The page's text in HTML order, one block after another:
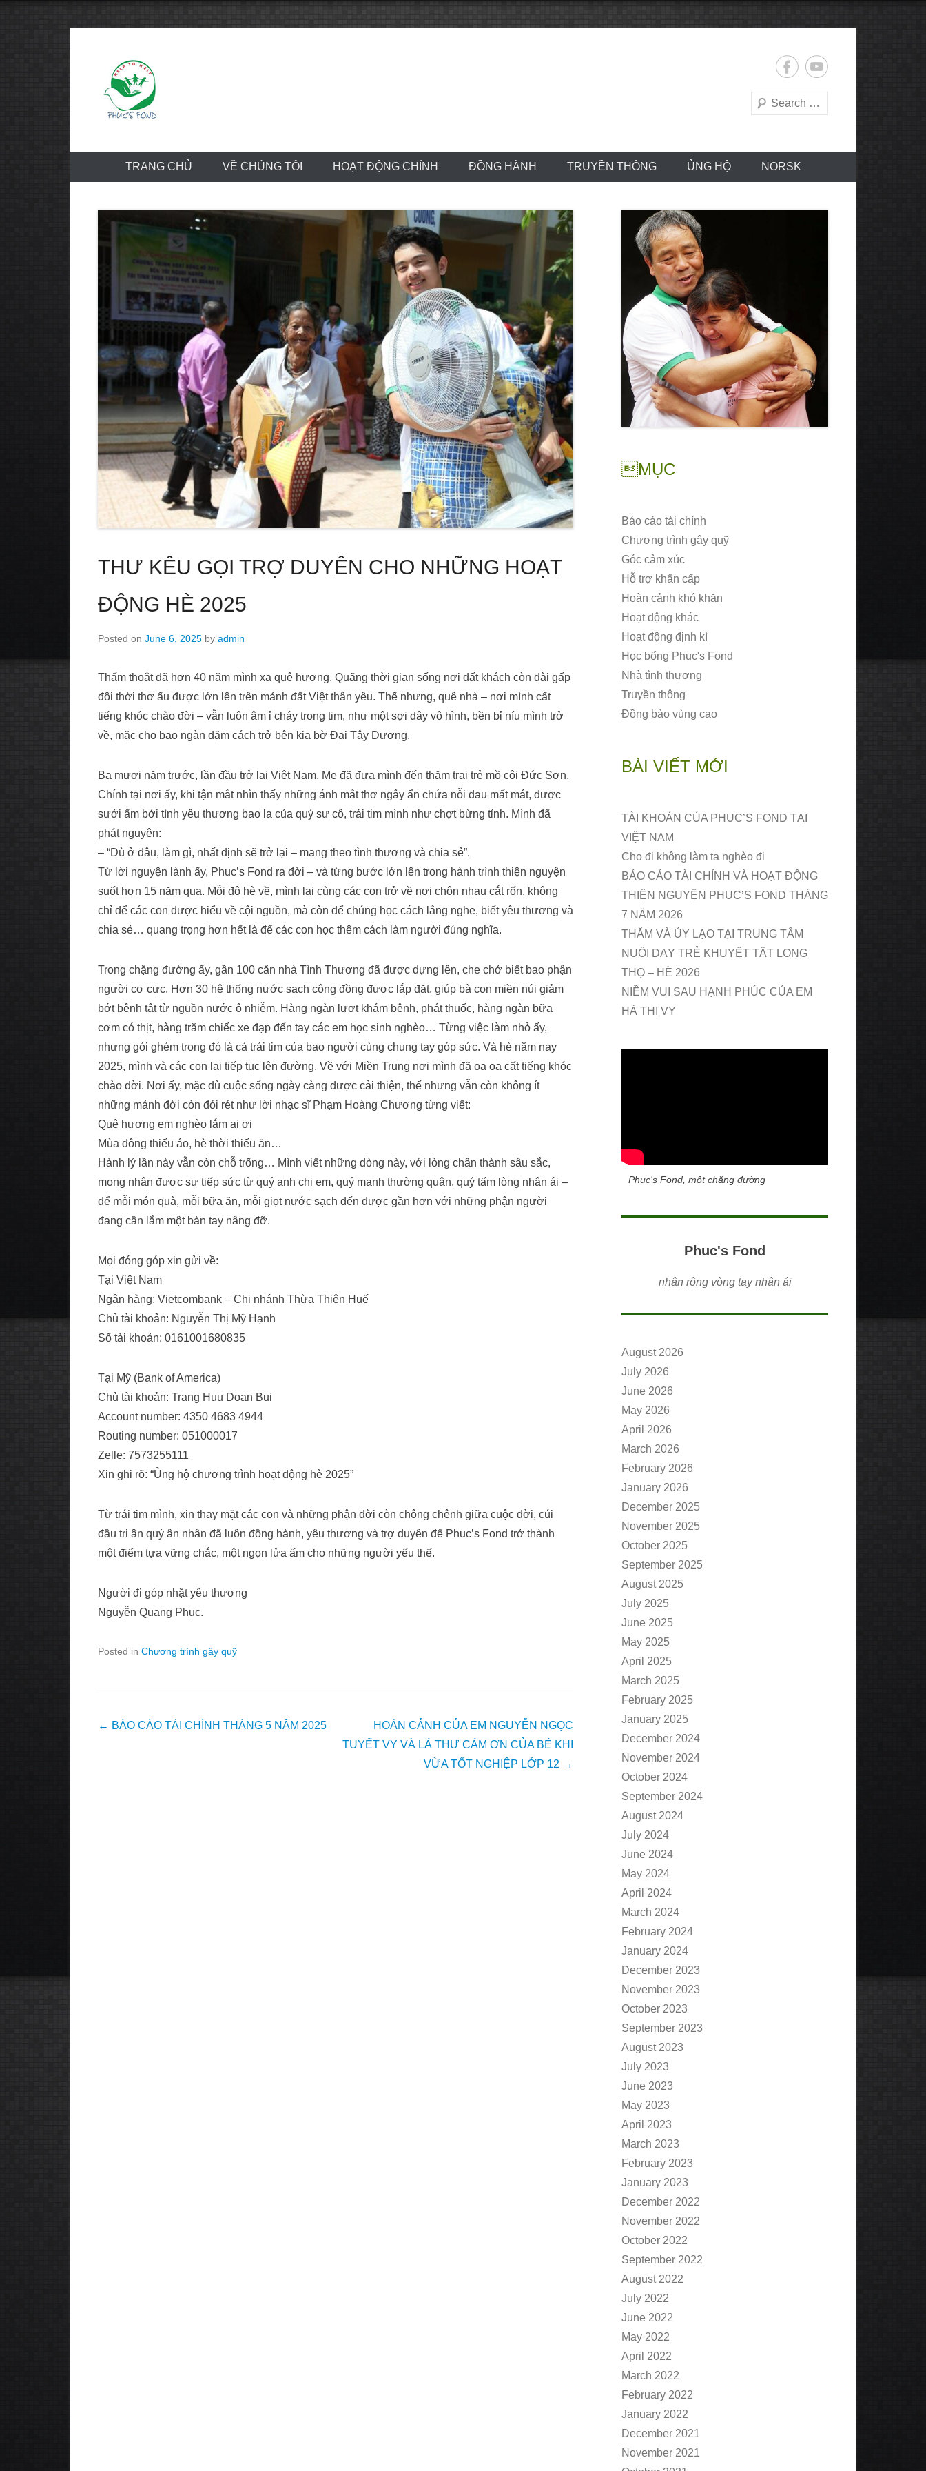
Search
TRANG CHỦ VỀ CHÚNG TÔI HOẠT ĐỘNG CHÍNH ĐỒNG HÀNH TRUYỀN THÔNG ỦNG HỘ NORSK
THƯ KÊU GỌI TRỢ DUYÊN CHO NHỮNG HOẠT
ĐỘNG HÈ 2025
Posted on June 6, 2025 by admin
Thấm thoắt đã hơn 40 năm mình xa quê hương. Quãng thời gian sống nơi đất khách còn dài gấp
đôi thời thơ ấu được lớn lên trên mảnh đất Việt thân yêu. Thế nhưng, quê nhà – nơi mình cất
tiếng khóc chào đời – vẫn luôn âm ỉ cháy trong tim, như một sợi dây vô hình, bền bỉ níu mình trở
về, mặc cho bao ngàn dặm cách trở bên kia bờ Đại Tây Dương.
Ba mươi năm trước, lần đầu trở lại Việt Nam, Mẹ đã đưa mình đến thăm trại trẻ mồ côi Đức Sơn.
Chính tại nơi ấy, khi tận mắt nhìn thấy những ánh mắt thơ ngây ẩn chứa nỗi đau mất mát, được
sưởi ấm bởi tình yêu thương bao la của quý sư cô, trái tim mình như chợt bừng tỉnh. Mình đã
phát nguyện:
– “Dù ở đâu, làm gì, nhất định sẽ trở lại – mang theo tình thương và chia sẻ”.
Từ lời nguyện lành ấy, Phuc’s Fond ra đời – và từng bước lớn lên trong hành trình thiện nguyện
suốt hơn 15 năm qua. Mỗi độ hè về, mình lại cùng các con trở về nơi chôn nhau cắt rốn, không
chỉ để các con được hiểu về cội nguồn, mà còn để chúng học cách lắng nghe, biết yêu thương và
chia sẻ… quang trọng hơn hết là để các con học thêm cách làm người đúng nghĩa.
Trong chặng đường ấy, gần 100 căn nhà Tình Thương đã được dựng lên, che chở biết bao phận
người cơ cực. Hơn 30 hệ thống nước sạch cộng đồng được lắp đặt, giúp bà con miền núi giảm
bớt bệnh tật từ nguồn nước ô nhiễm. Hàng ngàn lượt khám bệnh, phát thuốc, hàng ngàn bữa
cơm có thịt, hàng trăm chiếc xe đạp đến tay các em học sinh nghèo… Từng việc làm nhỏ ấy,
nhưng gói ghém trong đó là cả trái tim của bao người cùng chung tay góp sức. Và hè năm nay
2025, mình và các con lại tiếp tục lên đường. Về với Miền Trung nơi mình đã oa oa cất tiếng khóc
chào đời. Nơi ấy, mặc dù cuộc sống ngày càng được cải thiện, thế nhưng vẫn còn không ít
những mảnh đời còn đói rét như lời nhạc sĩ Phạm Hoàng Chương từng viết:
Quê hương em nghèo lắm ai ơi
Mùa đông thiếu áo, hè thời thiếu ăn…
Hành lý lần này vẫn còn chỗ trống… Mình viết những dòng này, với lòng chân thành sâu sắc,
mong nhận được sự tiếp sức từ quý anh chị em, quý mạnh thường quân, quý tấm lòng nhân ái –
để mỗi món quà, mỗi bữa ăn, mỗi giọt nước sạch đến được gần hơn với những phận người
đang cần lắm một bàn tay nâng đỡ.
Mọi đóng góp xin gửi về:
Tại Việt Nam
Ngân hàng: Vietcombank – Chi nhánh Thừa Thiên Huế
Chủ tài khoản: Nguyễn Thị Mỹ Hạnh
Số tài khoản: 0161001680835
Tại Mỹ (Bank of America)
Chủ tài khoản: Trang Huu Doan Bui
Account number: 4350 4683 4944
Routing number: 051000017
Zelle: 7573255111
Xin ghi rõ: “Ủng hộ chương trình hoạt động hè 2025”
Từ trái tim mình, xin thay mặt các con và những phận đời còn chông chênh giữa cuộc đời, cúi
đầu tri ân quý ân nhân đã luôn đồng hành, yêu thương và trợ duyên để Phuc’s Fond trở thành
một điểm tựa vững chắc, một ngọn lửa ấm cho những người yếu thế.
Người đi góp nhặt yêu thương
Nguyễn Quang Phục.
Posted in Chương trình gây quỹ
Post
← BÁO CÁO TÀI CHÍNH THÁNG 5 NĂM 2025
HOÀN CẢNH CỦA EM NGUYỄN NGỌC
TUYẾT VY VÀ LÁ THƯ CÁM ƠN CỦA BÉ KHI
VỪA TỐT NGHIỆP LỚP 12 →
MỤC
Báo cáo tài chính
Chương trình gây quỹ
Góc cảm xúc
Hỗ trợ khẩn cấp
Hoàn cảnh khó khăn
Hoạt động khác
Hoạt động định kì
Học bổng Phuc's Fond
Nhà tình thương
Truyền thông
Đồng bào vùng cao
BÀI VIẾT MỚI
TÀI KHOẢN CỦA PHUC’S FOND TẠI
VIỆT NAM
Cho đi không làm ta nghèo đi
BÁO CÁO TÀI CHÍNH VÀ HOẠT ĐỘNG
THIỆN NGUYỆN PHUC’S FOND THÁNG
7 NĂM 2026
THĂM VÀ ỦY LẠO TẠI TRUNG TÂM
NUÔI DẠY TRẺ KHUYẾT TẬT LONG
THỌ – HÈ 2026
NIỀM VUI SAU HẠNH PHÚC CỦA EM
HÀ THỊ VY
Phuc's Fond, một chặng đường
Phuc's Fond
nhân rộng vòng tay nhân ái
August 2026
July 2026
June 2026
May 2026
April 2026
March 2026
February 2026
January 2026
December 2025
November 2025
October 2025
September 2025
August 2025
July 2025
June 2025
May 2025
April 2025
March 2025
February 2025
January 2025
December 2024
November 2024
October 2024
September 2024
August 2024
July 2024
June 2024
May 2024
April 2024
March 2024
February 2024
January 2024
December 2023
November 2023
October 2023
September 2023
August 2023
July 2023
June 2023
May 2023
April 2023
March 2023
February 2023
January 2023
December 2022
November 2022
October 2022
September 2022
August 2022
July 2022
June 2022
May 2022
April 2022
March 2022
February 2022
January 2022
December 2021
November 2021